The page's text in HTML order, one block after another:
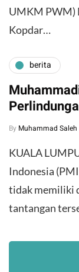
UMKM PWM)
Kopdar…
berita
By Muhammad Saleh
​KUALA
Indonesia
tidak memiliki
tantangan